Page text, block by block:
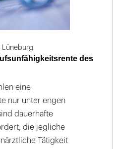
des
eine
nur unter engen
dauerhafte
die jegliche
Tätigkeit